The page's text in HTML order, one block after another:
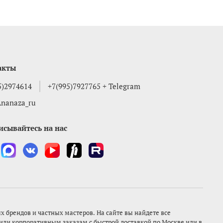
+7(995)7927765 + Telegram
на нас
и частных мастеров. На сайте вы найдете все